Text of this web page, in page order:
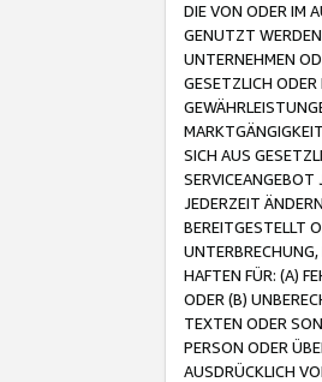
DIE VON ODER IM
GENUTZT WERDEN
UNTERNEHMEN
GESETZLICH
SICH AUS
SERVICEANGEBOT
JEDERZEIT
BEREITGESTELLT
UNTERBRECHUNG,
HAFTEN FÜR: (A)
ODER (B)
TEXTEN ODER
PERSON ODER
AUSDRÜCKLICH